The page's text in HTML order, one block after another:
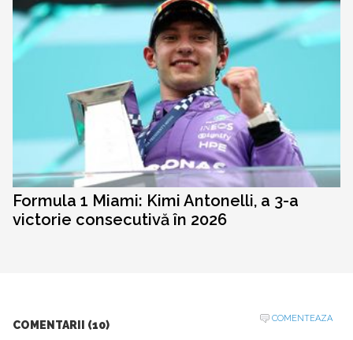
Formula 1 Miami: Kimi Antonelli, a 3-a
victorie consecutivă în 2026
COMENTARII (10)
COMENTEAZA